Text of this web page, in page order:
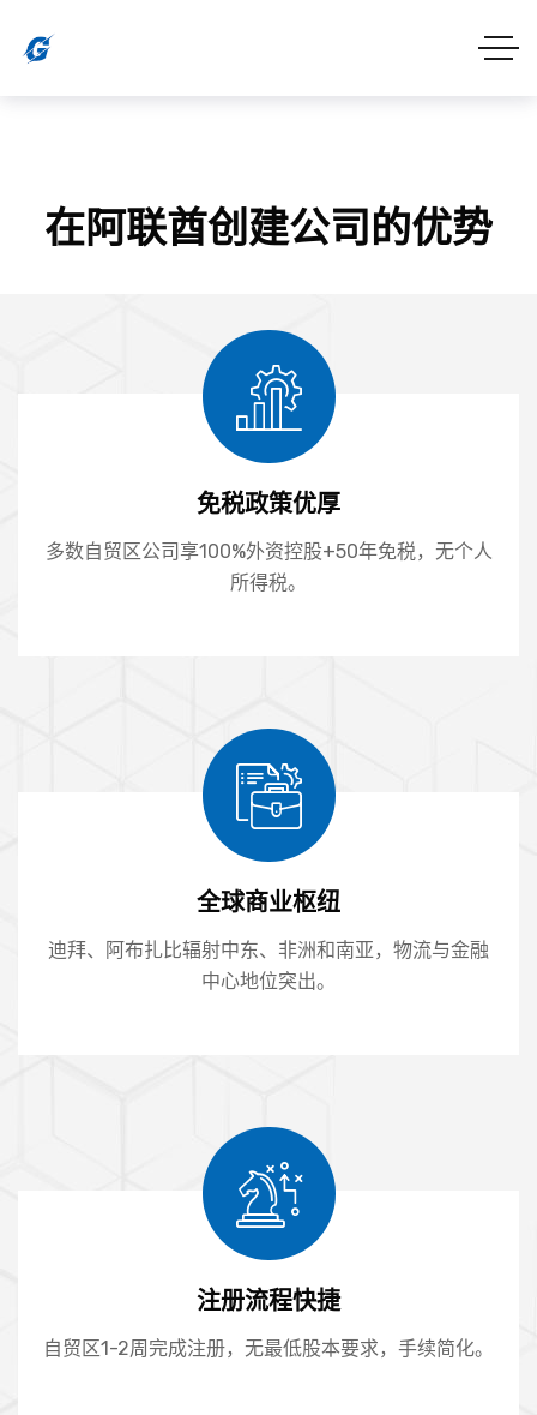
在阿联酋创建公司的优势
免税政策优厚
多数自贸区公司享100%外资控股+50年免税，无个人
所得税。
全球商业枢纽
迪拜、阿布扎比辐射中东、非洲和南亚，物流与金融
中心地位突出。
注册流程快捷
自贸区1-2周完成注册，无最低股本要求，手续简化。